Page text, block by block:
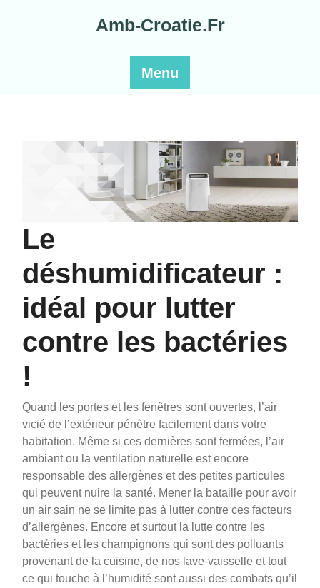
Amb-Croatie.Fr
Menu
Le
déshumidificateur :
idéal pour lutter
contre les bactéries
!
Quand les portes et les fenêtres sont ouvertes, l’air
vicié de l’extérieur pénètre facilement dans votre
habitation. Même si ces dernières sont fermées, l’air
ambiant ou la ventilation naturelle est encore
responsable des allergènes et des petites particules
qui peuvent nuire la santé. Mener la bataille pour avoir
un air sain ne se limite pas à lutter contre ces facteurs
d’allergènes. Encore et surtout la lutte contre les
bactéries et les champignons qui sont des polluants
provenant de la cuisine, de nos lave-vaisselle et tout
ce qui touche à l’humidité sont aussi des combats qu’il